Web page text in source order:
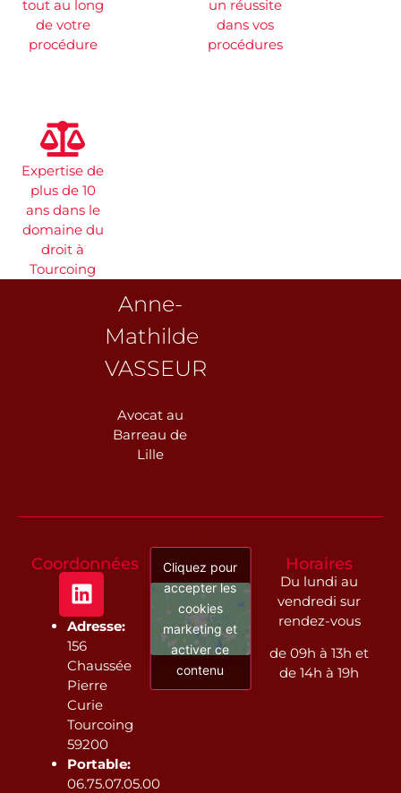
tout au long
de votre
procédure
un réussite
dans vos
procédures
Expertise de
plus de 10
ans dans le
domaine du
droit à
Tourcoing
Anne-
Mathilde
VASSEUR
Avocat au
Barreau de
Lille
Coordonnées
Adresse:
156
Chaussée
Pierre
Curie
Tourcoing
59200
Portable:
06.75.07.05.00
Cliquez pour
accepter les
cookies
marketing et
activer ce
contenu
Horaires
Du lundi au
vendredi sur
rendez-vous
de 09h à 13h et
de 14h à 19h